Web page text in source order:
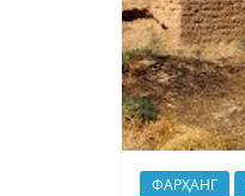
ФАРҲАНГ